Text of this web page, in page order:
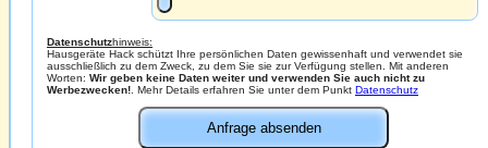
Datenschutzhinweis:
Hausgeräte Hack schützt Ihre persönlichen Daten gewissenhaft und verwendet sie
ausschließlich zu dem Zweck, zu dem Sie sie zur Verfügung stellen. Mit anderen
Worten: Wir geben keine Daten weiter und verwenden Sie auch nicht zu
Werbezwecken!. Mehr Details erfahren Sie unter dem Punkt Datenschutz